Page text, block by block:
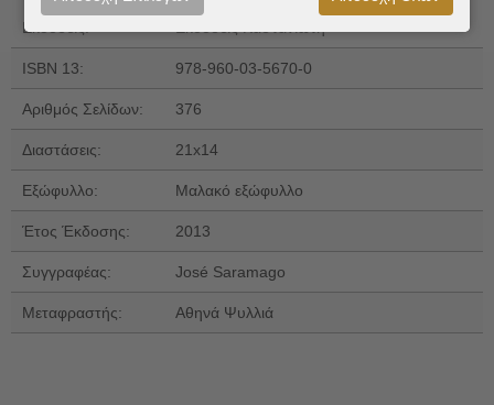
Εκδόσεις:
ISBN 13: 978-960-03-5670-0
Αριθμός Σελίδων: 376
Διαστάσεις: 21x14
Εξώφυλλο: Μαλακό εξώφυλλο
Έτος Έκδοσης: 2013
Συγγραφέας: José Saramago
Μεταφραστής: Αθηνά Ψυλλιά